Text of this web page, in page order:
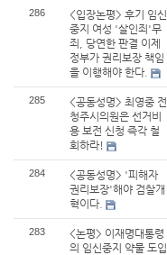
286
<입장논평> 후기 임신
중지 여성 '살인죄'무
죄, 당연한 판결 이제
정부가 권리보장 책임
을 이행해야 한다.
285
<공동성명> 최영중 전
청주시의원은 선거비
용 보전 신청 즉각 철
회하라!
284
<공동성명> '피해자
권리보장'해야 검찰개
혁이다.
283
<논평> 이재명대통령
의 임신중지 약물 도입